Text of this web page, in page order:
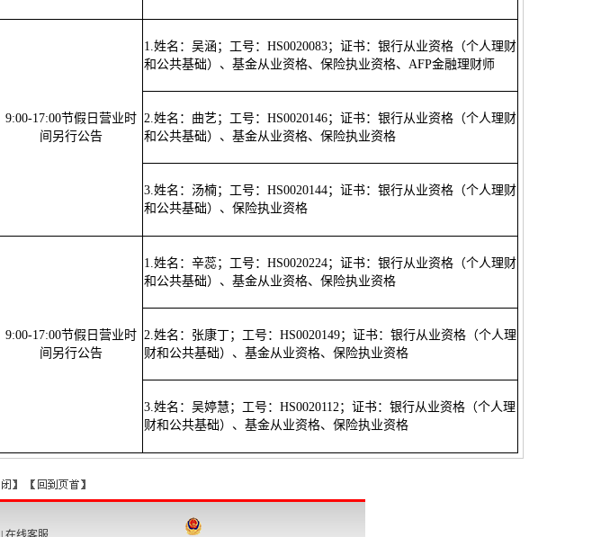
9:00-17:00节假日营业时
间另行公告
1.姓名：吴涵；工号：HS0020083；证书：银行从业资格（个人理财
和公共基础）、基金从业资格、保险执业资格、AFP金融理财师
2.姓名：曲艺；工号：HS0020146；证书：银行从业资格（个人理财
和公共基础）、基金从业资格、保险执业资格
3.姓名：汤楠；工号：HS0020144；证书：银行从业资格（个人理财
和公共基础）、保险执业资格
9:00-17:00节假日营业时
间另行公告
1.姓名：辛蕊；工号：HS0020224；证书：银行从业资格（个人理财
和公共基础）、基金从业资格、保险执业资格
2.姓名：张康丁；工号：HS0020149；证书：银行从业资格（个人理
财和公共基础）、基金从业资格、保险执业资格
3.姓名：吴婷慧；工号：HS0020112；证书：银行从业资格（个人理
财和公共基础）、基金从业资格、保险执业资格